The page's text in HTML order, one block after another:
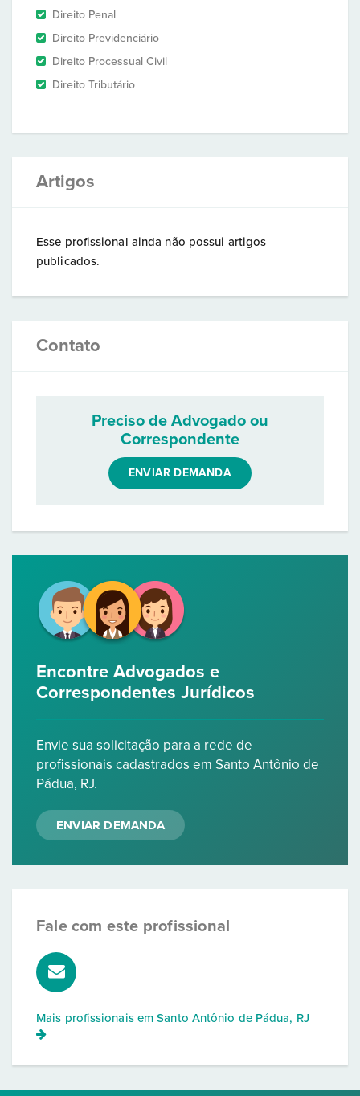
Direito Penal
Direito Previdenciário
Direito Processual Civil
Direito Tributário
Artigos
Esse profissional ainda não possui artigos
publicados.
Contato
Preciso de Advogado ou
Correspondente
ENVIAR DEMANDA
Encontre Advogados e
Correspondentes Jurídicos
Envie sua solicitação para a rede de
profissionais cadastrados em Santo Antônio de
Pádua, RJ.
ENVIAR DEMANDA
Fale com este profissional
Mais profissionais emSanto Antônio de Pádua, RJ